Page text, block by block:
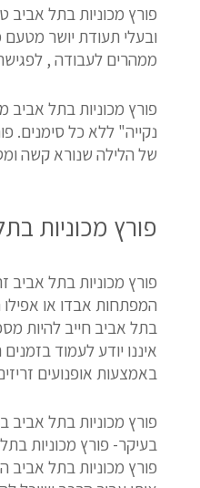
פורץ מכוניות בתל
ובעלי תעודת יושר
ממהרים לעבודה ,
פורץ מכוניות בתל
נקייה" ללא כל סימנים.
של הלילה שנורא קשה
פורץ מכוניות
פורץ מכוניות בתל
המפתחות אבדו או אפילו
בתל אביב חייב להיות
איננו יודע לעמוד
באמצעות אופנועים
פורץ מכוניות בתל אביב
בעיקר- פורץ מכוניות
פורץ מכוניות בתל